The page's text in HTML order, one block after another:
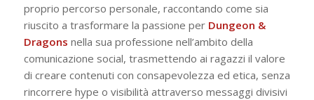
proprio percorso personale, raccontando come sia
riuscito a trasformare la passione perDungeon &
Dragons nella sua professione nell’ambito della
comunicazione social, trasmettendo ai ragazzi il valore
di creare contenuti con consapevolezza ed etica, senza
rincorrere hype o visibilità attraverso messaggi divisivi